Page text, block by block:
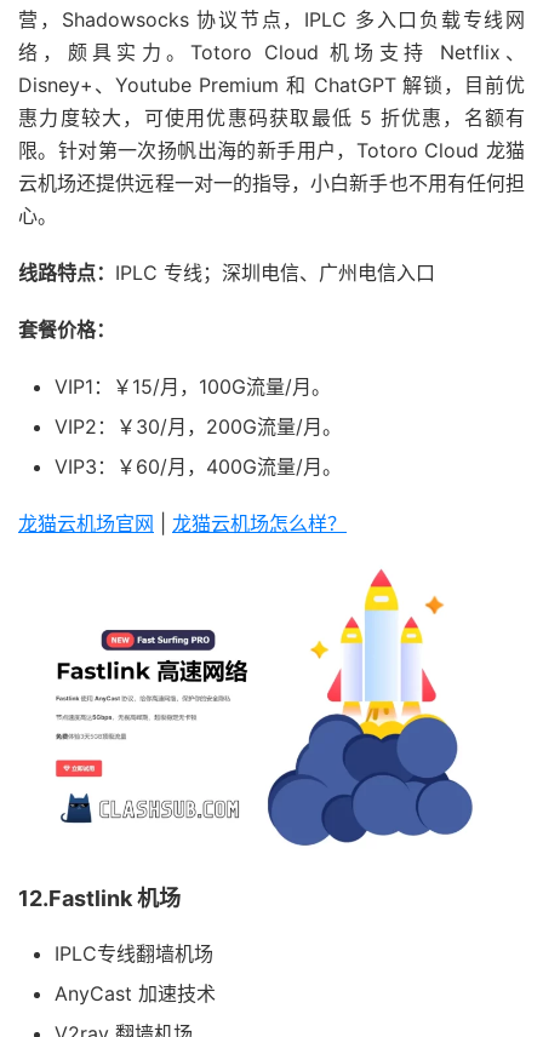
营，Shadowsocks 协议节点，IPLC 多入口负载专线网
络，颇具实力。Totoro Cloud 机场支持 Netflix、
Disney+、Youtube Premium 和 ChatGPT 解锁，目前优
惠力度较大，可使用优惠码获取最低 5 折优惠，名额有
限。针对第一次扬帆出海的新手用户，Totoro Cloud 龙猫
云机场还提供远程一对一的指导，小白新手也不用有任何担
心。
线路特点： IPLC 专线；深圳电信、广州电信入口
套餐价格：
VIP1：￥15/月，100G流量/月。
VIP2：￥30/月，200G流量/月。
VIP3：￥60/月，400G流量/月。
龙猫云机场官网 龙猫云机场怎么样？
12.Fastlink 机场
IPLC专线翻墙机场
AnyCast 加速技术